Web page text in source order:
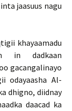
jaasuus nagu
khayaamadu
in dadkaan
gacangalinayo
odayaasha Al-
dhigno, diidnay
daacad ka